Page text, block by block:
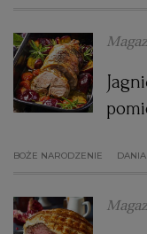
BOŻE NARODZENIE